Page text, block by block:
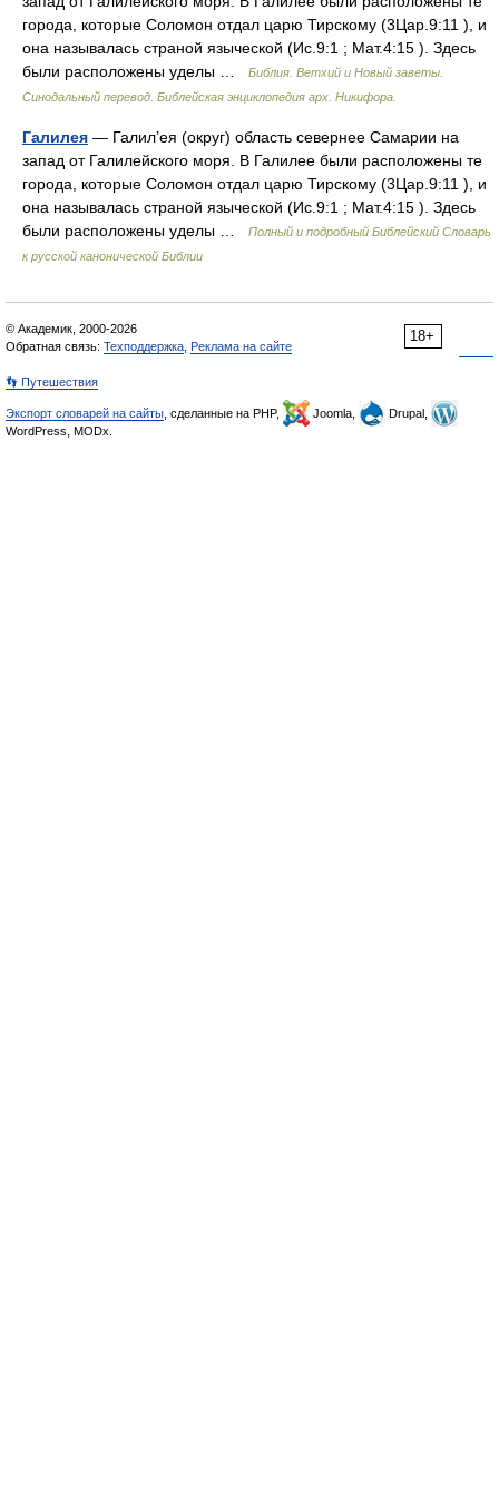
города, которые Соломон отдал царю Тирскому (3Цар.9:11 ), и
она называлась страной языческой (Ис.9:1 ; Мат.4:15 ). Здесь
были расположены уделы …
Библия. Ветхий и Новый заветы.
Синодальный перевод. Библейская энциклопедия арх. Никифора.
Галилея — Галил’ея (округ) область севернее Самарии на
запад от Галилейского моря. В Галилее были расположены те
города, которые Соломон отдал царю Тирскому (3Цар.9:11 ), и
она называлась страной языческой (Ис.9:1 ; Мат.4:15 ). Здесь
были расположены уделы …
Полный и подробный Библейский Словарь
к русской канонической Библии
18+
© Академик, 2000-2026
Обратная связь: Техподдержка Реклама на сайте
👣 Путешествия
Экспорт словарей на сайты , сделанные на PHP, Joomla,
Drupal,
WordPress, MODx.